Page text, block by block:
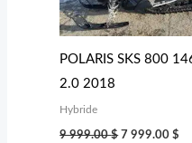
POLARIS SKS 800
2.0 2018
Hybride
9 999.00$ 7 999.00$